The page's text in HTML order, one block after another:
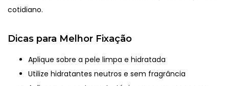
cotidiano.
Dicas para Melhor Fixação
Aplique sobre a pele limpa e hidratada
Utilize hidratantes neutros e sem fragrância